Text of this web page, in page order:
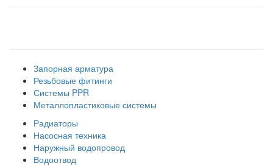
Запорная арматура
Резьбовые фитинги
Системы PPR
Металлопластиковые системы
Радиаторы
Насосная техника
Наружный водопровод
Водоотвод